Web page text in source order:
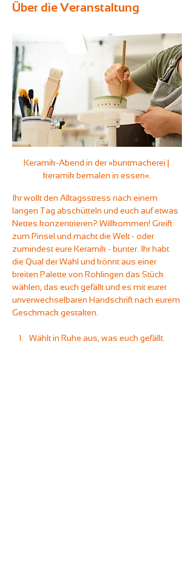
Über die Veranstaltung
Keramik-Abend in der »buntmacherei |
keramik bemalen in essen«.
Ihr wollt den Alltagsstress nach einem
langen Tag abschütteln und euch auf etwas
Nettes konzentrieren? Willkommen! Greift
zum Pinsel und macht die Welt - oder
zumindest eure Keramik - bunter. Ihr habt
die Qual der Wahl und könnt aus einer
breiten Palette von Rohlingen das Stück
wählen, das euch gefällt und es mit eurer
unverwechselbaren Handschrift nach eurem
Geschmack gestalten.
Wählt in Ruhe aus, was euch gefällt.